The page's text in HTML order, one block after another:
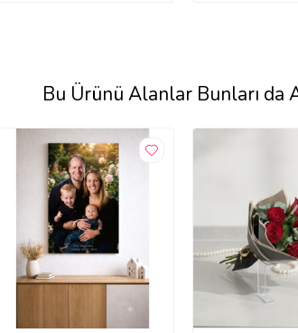
Bu Ürünü Alanlar Bunları da